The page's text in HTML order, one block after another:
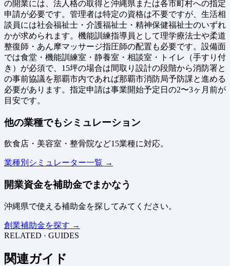
の開業には、法人格の取得と沖縄県または各市町村への指定
申請が必要です。管理者は特定の資格は不要ですが、生活相
談員には社会福祉士・介護福祉士・精神保健福祉士のいずれ
かが求められます。機能訓練指導員として理学療法士や柔道
整復師・あん摩マッサージ指圧師の配置も必要です。設備面
では食堂・機能訓練室・静養室・相談室・トイレ（手すり付
き）が必須で、15坪の場合は間取り設計の段階から消防署と
の事前協議を那覇市内であれば那覇市消防局予防課と進める
必要があります。指定申請は事業開始予定日の2〜3ヶ月前が
目安です。
他の業種でもシミュレーション
飲食店・美容室・整骨院など15業種に対応。
業種別シミュレーター一覧 →
開業資金を補助金でまかなう
沖縄県で使える補助金を探してみてください。
創業補助金を探す →
RELATED · GUIDES
関連ガイド